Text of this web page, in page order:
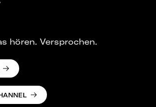
hören. Versprochen.